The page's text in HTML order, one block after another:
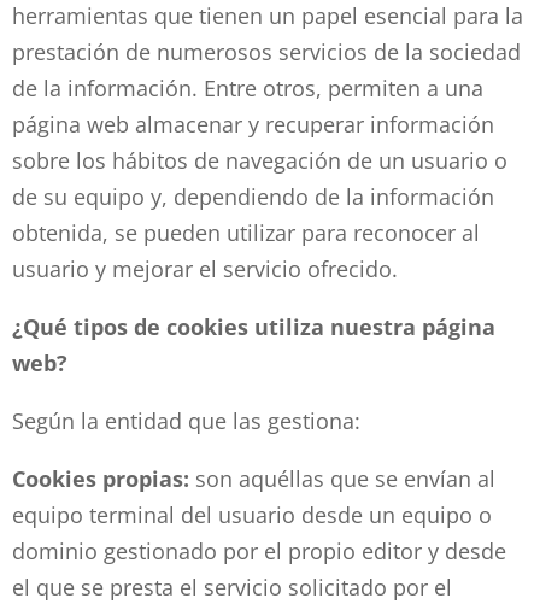
herramientas que tienen un papel esencial para la
prestación de numerosos servicios de la sociedad
de la información. Entre otros, permiten a una
página web almacenar y recuperar información
sobre los hábitos de navegación de un usuario o
de su equipo y, dependiendo de la información
obtenida, se pueden utilizar para reconocer al
usuario y mejorar el servicio ofrecido.
¿Qué tipos de cookies utiliza nuestra página
web?
Según la entidad que las gestiona:
Cookies propias: son aquéllas que se envían al
equipo terminal del usuario desde un equipo o
dominio gestionado por el propio editor y desde
el que se presta el servicio solicitado por el